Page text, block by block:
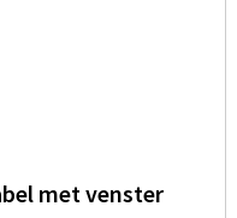
met venster